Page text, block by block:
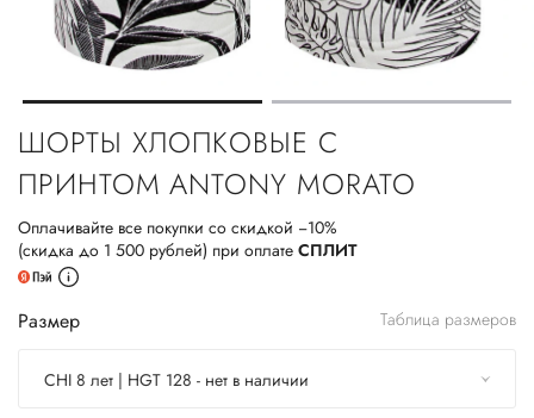
ШОРТЫ ХЛОПКОВЫЕ С
ПРИНТОМ ANTONY MORATO
Оплачивайте все покупки со скидкой −10%
(скидка до 1 500 рублей) при оплате СПЛИТ
Размер Таблица размеров
CHI 8 лет | HGT 128 - нет в наличии